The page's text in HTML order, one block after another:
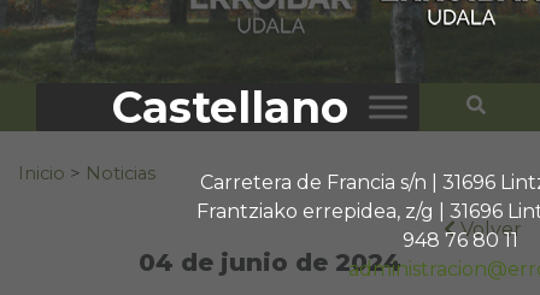
Castellano
Carretera de Francia s/n | 31696
Frantziako errepidea, z/g | 31696
948 76 80 11
Buscar:
Inicio > Noticias
Volver
04 de junio de 2024